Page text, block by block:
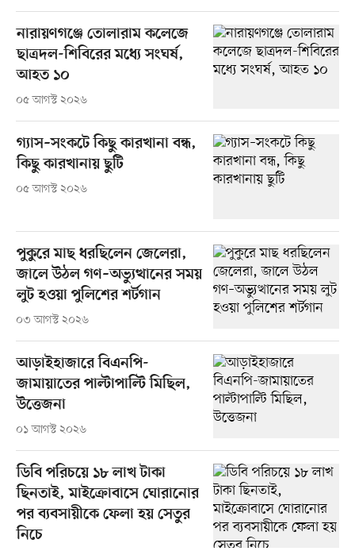
নারায়ণগঞ্জে তোলারাম কলেজে
ছাত্রদল-শিবিরের মধ্যে সংঘর্ষ,
আহত ১০
০৫ আগস্ট ২০২৬
গ্যাস–সংকটে কিছু কারখানা বন্ধ,
কিছু কারখানায় ছুটি
০৫ আগস্ট ২০২৬
পুকুরে মাছ ধরছিলেন জেলেরা,
জালে উঠল গণ–অভ্যুত্থানের সময়
লুট হওয়া পুলিশের শর্টগান
০৩ আগস্ট ২০২৬
আড়াইহাজারে বিএনপি-
জামায়াতের পাল্টাপাল্টি মিছিল,
উত্তেজনা
০১ আগস্ট ২০২৬
ডিবি পরিচয়ে ১৮ লাখ টাকা
ছিনতাই, মাইক্রোবাসে ঘোরানোর
পর ব্যবসায়ীকে ফেলা হয় সেতুর
নিচে